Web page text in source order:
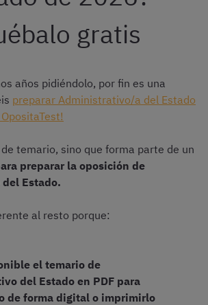
gratis
años pidiéndolo, por fin es una
preparar Administrativo/a del Estado
temario, sino que forma parte de un
preparar la oposición de
Estado.
al resto porque:
el temario de
del Estado en PDF para
de forma digital o imprimirlo